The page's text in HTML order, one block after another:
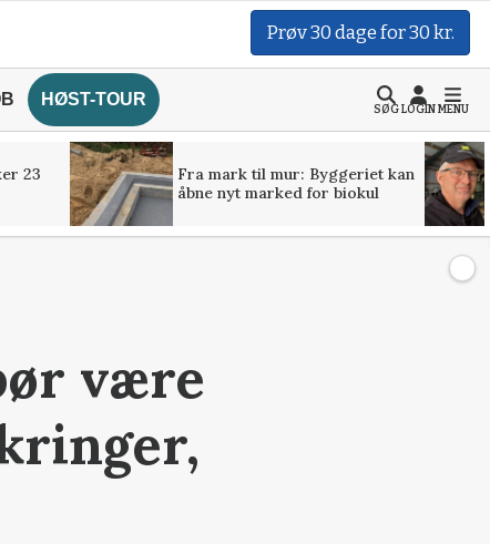
Prøv 30 dage for 30 kr.
HØST-TOUR
SØGLOGINMENU
23
Fra mark til mur: Byggeriet kan
åbne nyt marked for biokul
være